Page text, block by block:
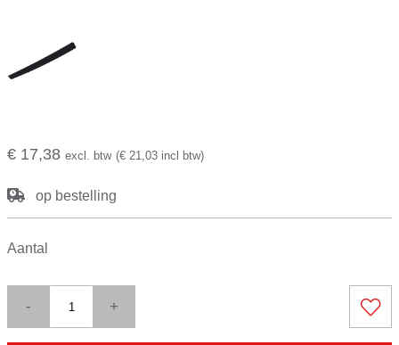
€ 17,38 excl. btw (€ 21,03 incl btw)
op bestelling
Aantal
- +